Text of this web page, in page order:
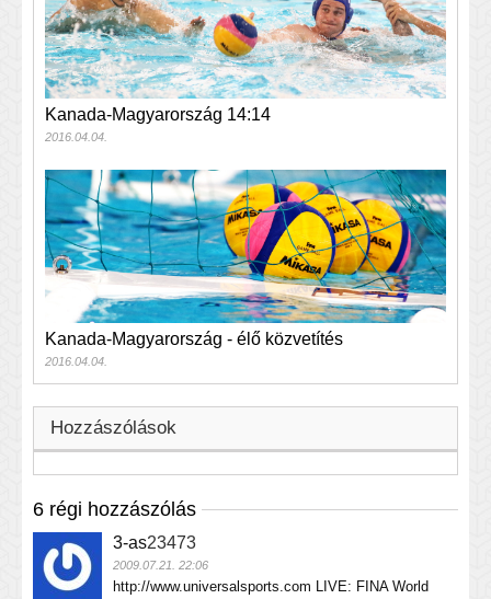
Kanada-Magyarország 14:14
2016.04.04.
Kanada-Magyarország - élő közvetítés
2016.04.04.
Hozzászólások
6 régi hozzászólás
3-as23473
2009.07.21. 22:06
http://www.universalsports.com LIVE: FINA World